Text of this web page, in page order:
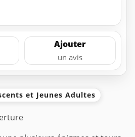
Ajouter
un avis
et Jeunes Adultes